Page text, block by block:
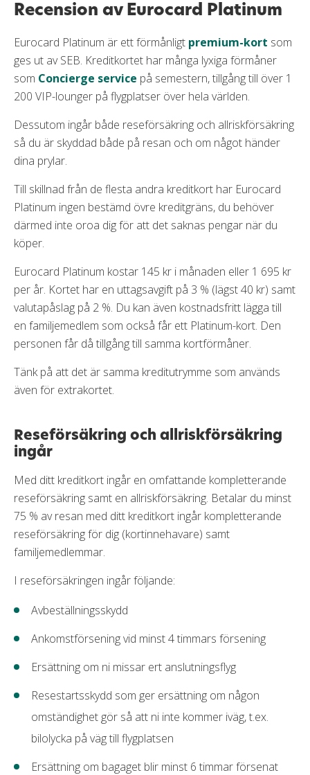
Recension av Eurocard Platinum
Eurocard Platinum är ett förmånligt premium-kort som
ges ut av SEB. Kreditkortet har många lyxiga förmåner
som Concierge service på semestern, tillgång till över 1
200 VIP-lounger på flygplatser över hela världen.
Dessutom ingår både reseförsäkring och allriskförsäkring
så du är skyddad både på resan och om något händer
dina prylar.
Till skillnad från de flesta andra kreditkort har Eurocard
Platinum ingen bestämd övre kreditgräns, du behöver
därmed inte oroa dig för att det saknas pengar när du
köper.
Eurocard Platinum kostar 145 kr i månaden eller 1 695 kr
per år. Kortet har en uttagsavgift på 3 % (lägst 40 kr) samt
valutapåslag på 2 %. Du kan även kostnadsfritt lägga till
en familjemedlem som också får ett Platinum-kort. Den
personen får då tillgång till samma kortförmåner.
Tänk på att det är samma kreditutrymme som används
även för extrakortet.
Reseförsäkring och allriskförsäkring
ingår
Med ditt kreditkort ingår en omfattande kompletterande
reseförsäkring samt en allriskförsäkring. Betalar du minst
75 % av resan med ditt kreditkort ingår kompletterande
reseförsäkring för dig (kortinnehavare) samt
familjemedlemmar.
I reseförsäkringen ingår följande:
Avbeställningsskydd
Ankomstförsening vid minst 4 timmars försening
Ersättning om ni missar ert anslutningsflyg
Resestartsskydd som ger ersättning om någon
omständighet gör så att ni inte kommer iväg, t.ex.
bilolycka på väg till flygplatsen
Ersättning om bagaget blir minst 6 timmar försenat